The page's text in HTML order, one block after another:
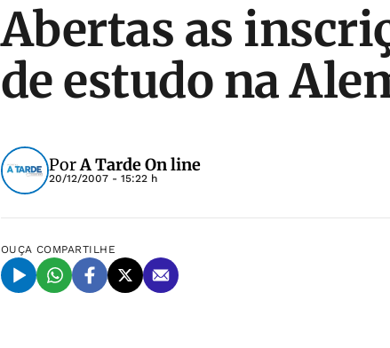
Abertas as
de estudo na
PorA Tarde On line
20/12/2007 - 15:22 h
OUÇA COMPARTILHE